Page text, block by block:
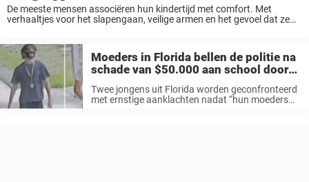
De meeste mensen associëren hun kindertijd met comfort. Met
verhaaltjes voor het slapengaan, veilige armen en het gevoel dat ze
Moeders in Florida bellen de politie na
schade van $50.000 aan school door
hun zonen
Twee jongens uit Florida worden geconfronteerd
met ernstige aanklachten nadat “hun moeders